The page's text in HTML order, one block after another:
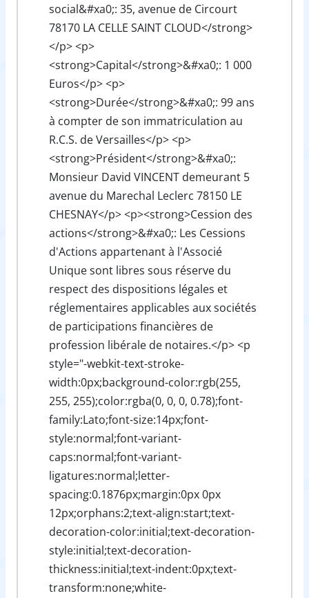
social&#xa0;: 35, avenue de Circourt
78170 LA CELLE SAINT CLOUD</strong>
</p> <p>
<strong>Capital</strong>&#xa0;: 1 000
Euros</p> <p>
<strong>Durée</strong>&#xa0;: 99 ans
à compter de son immatriculation au
R.C.S. de Versailles</p> <p>
<strong>Président</strong>&#xa0;:
Monsieur David VINCENT demeurant 5
avenue du Marechal Leclerc 78150 LE
CHESNAY</p> <p><strong>Cession des
actions</strong>&#xa0;: Les Cessions
d'Actions appartenant à l'Associé
Unique sont libres sous réserve du
respect des dispositions légales et
réglementaires applicables aux sociétés
de participations financières de
profession libérale de notaires.</p> <p
style="-webkit-text-stroke-
width:0px;background-color:rgb(255,
255, 255);color:rgba(0, 0, 0, 0.78);font-
family:Lato;font-size:14px;font-
style:normal;font-variant-
caps:normal;font-variant-
ligatures:normal;letter-
spacing:0.1876px;margin:0px 0px
12px;orphans:2;text-align:start;text-
decoration-color:initial;text-decoration-
style:initial;text-decoration-
thickness:initial;text-indent:0px;text-
transform:none;white-